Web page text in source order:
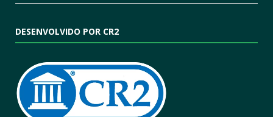
DESENVOLVIDO POR CR2